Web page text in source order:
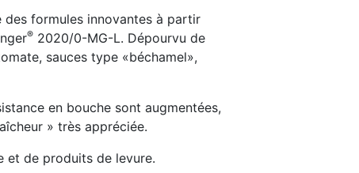
des formules innovantes à partir
® 2020/0-MG-L. Dépourvu de
sauces type «béchamel»,
en bouche sont augmentées,
» très appréciée.
et de produits de levure.